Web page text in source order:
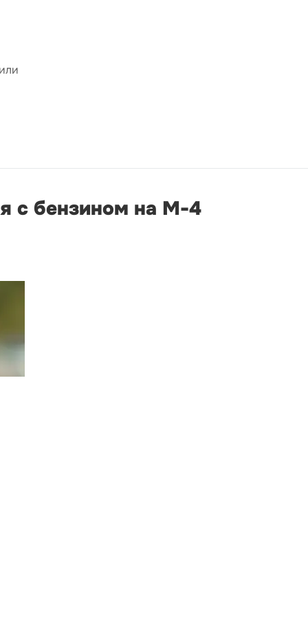
с бензином на М-4